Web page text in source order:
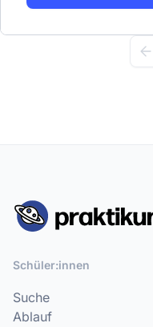
Schüler:innen
Suche
Ablauf